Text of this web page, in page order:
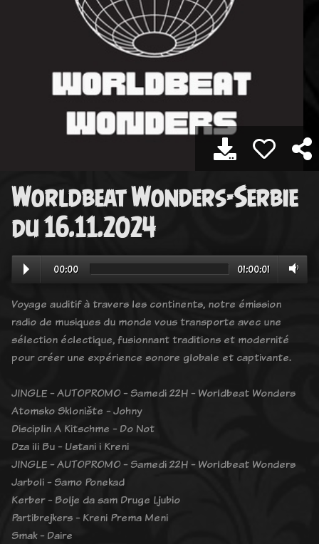
Worldbeat Wonders-Serbie
du 16.11.2024
00:00 01:00:01
Voyage auditif à travers les continents, notre émission
radio de musiques du monde vous transporte avec une
sélection éclectique, fusionnant traditions et modernité
pour créer une expérience sonore globale et captivante.
JINGLE - AUTOPROMO - Samedi 22H - Worldbeat Wonders
Atomsko Sklonište - Johny
Disciplin A Kitschme - Do Not
Dza ili Bu - Ustani i Kreni
JINGLE - AUTOPROMO - Samedi 22H - Worldbeat Wonders
Jarboli - Samo Ponekad
Kerber - Bolje da sam Druge Ljubio
Partibrejkers - Kreni Prema Meni
Smak - Daire